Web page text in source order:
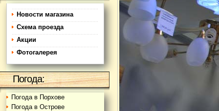
Новости магазина
Схема проезда
Акции
Фотогалерея
Погода:
Погода в Порхове
Погода в Острове